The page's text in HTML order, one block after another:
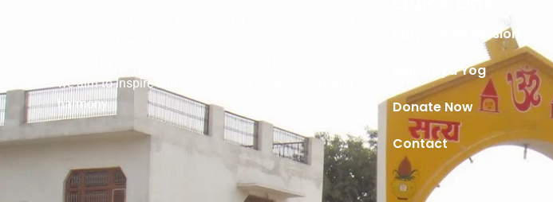
we aim to inspire a life of devotion, compassion, and
harmony.
Satyasmee Mission
Rehi Kriya Yog
Donate Now
Contact